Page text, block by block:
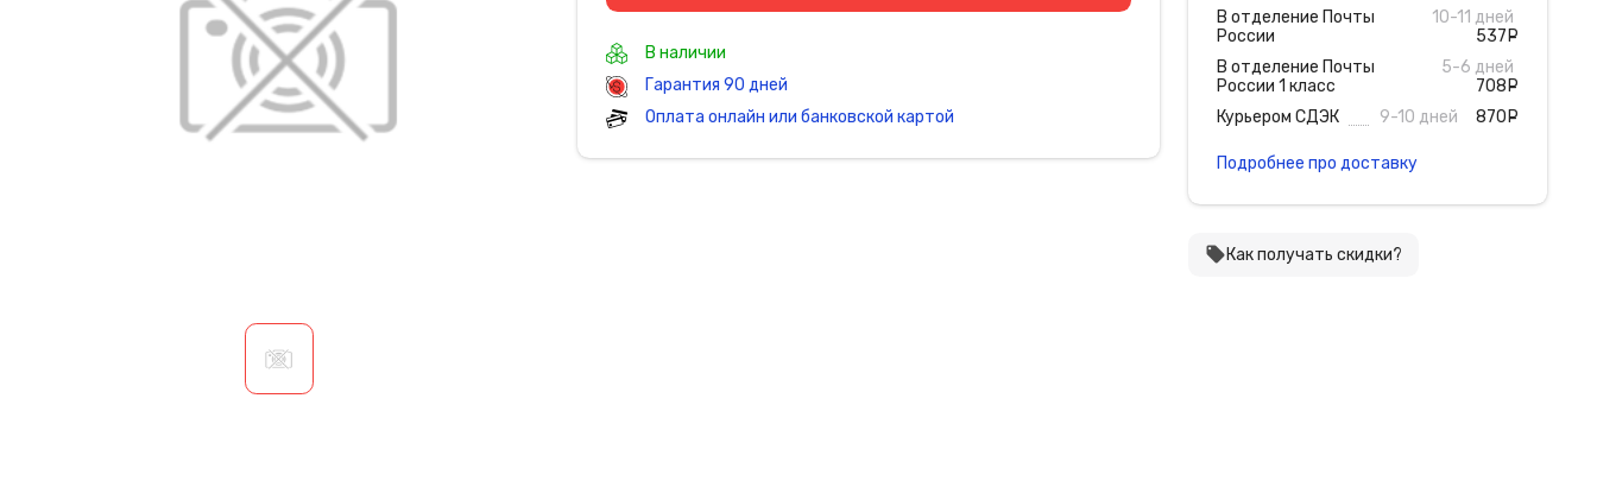
В наличии
Гарантия 90 дней
Оплата онлайн или банковской картой
В отделение Почты
России
10-11 дней
537
В отделение Почты
России 1 класс
5-6 дней
708
Курьером СДЭК
9-10 дней 870
Подробнее про доставку
local_offerКак получать скидки?